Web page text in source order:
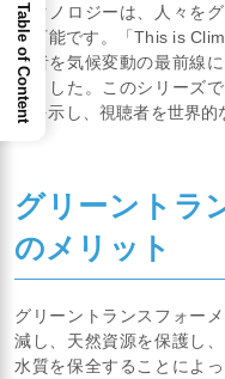
テクノロジーは、人々を
が可能です。「This is
聴者を気候変動の最前線
しました。このシリーズ
響を示し、視聴者を世界的
グリーントラ
のメリット
グリーントランスフォー
減し、天然資源を保護し
水質を保全することによ
Table of Content